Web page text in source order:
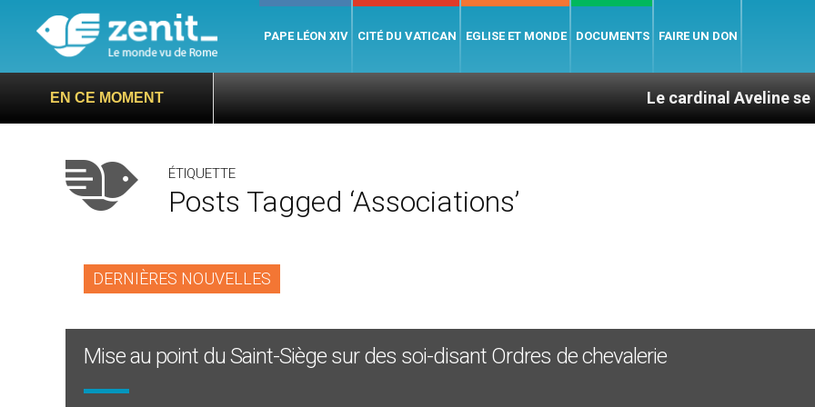
PAPE LÉON XIV CITÉ DU VATICAN EGLISE ET MONDE DOCUMENTS FAIRE UN DON
EN CE MOMENT Le cardinal Aveline se confie :
ÉTIQUETTE
Posts Tagged ‘associations’
DERNIÈRES NOUVELLES
Mise au point du Saint-Siège sur des soi-disant Ordres de chevalerie